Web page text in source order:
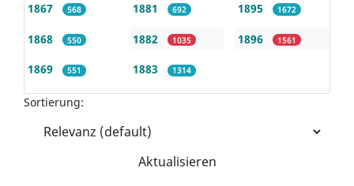
1867 568
1868 550
1869 551
1881 692
1882 1035
1883 1314
1895 1672
1896 1561
Sortierung:
Aktualisieren